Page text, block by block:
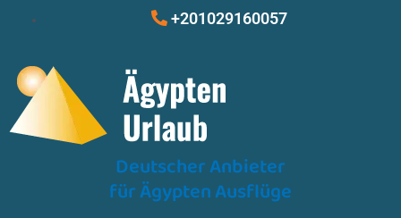
+201029160057
Deutscher Anbieter
für Ägypten Ausflüge